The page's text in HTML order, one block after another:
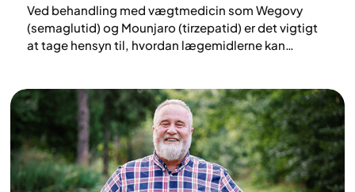
Ved behandling med vægtmedicin som Wegovy
(semaglutid) og Mounjaro (tirzepatid) er det vigtigt
at tage hensyn til, hvordan lægemidlerne kan
Rybelsus) og tirzepatid (Mounjaro) kan bidrage til
forbedret fertilitet hos kvinder med svær overvægt,
delvist som følge af vægttab og forbedret hormonel
og metabolisk funktion. Samtidig kan de påvirke
optagelsen og effekten af oral prævention.